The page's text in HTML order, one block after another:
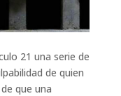
21 una serie de
de quien
que una